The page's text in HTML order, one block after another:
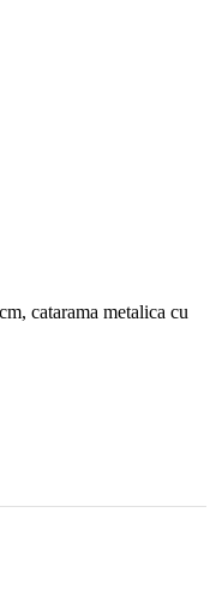
catarama metalica cu